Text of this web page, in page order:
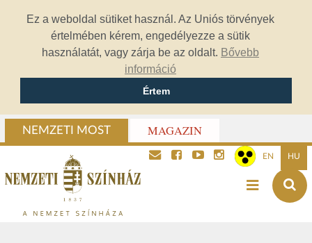
Ez a weboldal sütiket használ. Az Uniós törvények
értelmében kérem, engedélyezze a sütik
használatát, vagy zárja be az oldalt. Bővebb
információ
Értem
NEMZETI MOST MAGAZIN
EN HU